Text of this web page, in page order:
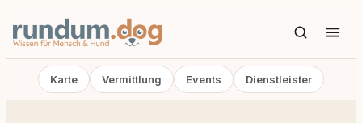
Karte Vermittlung Events Dienstleister